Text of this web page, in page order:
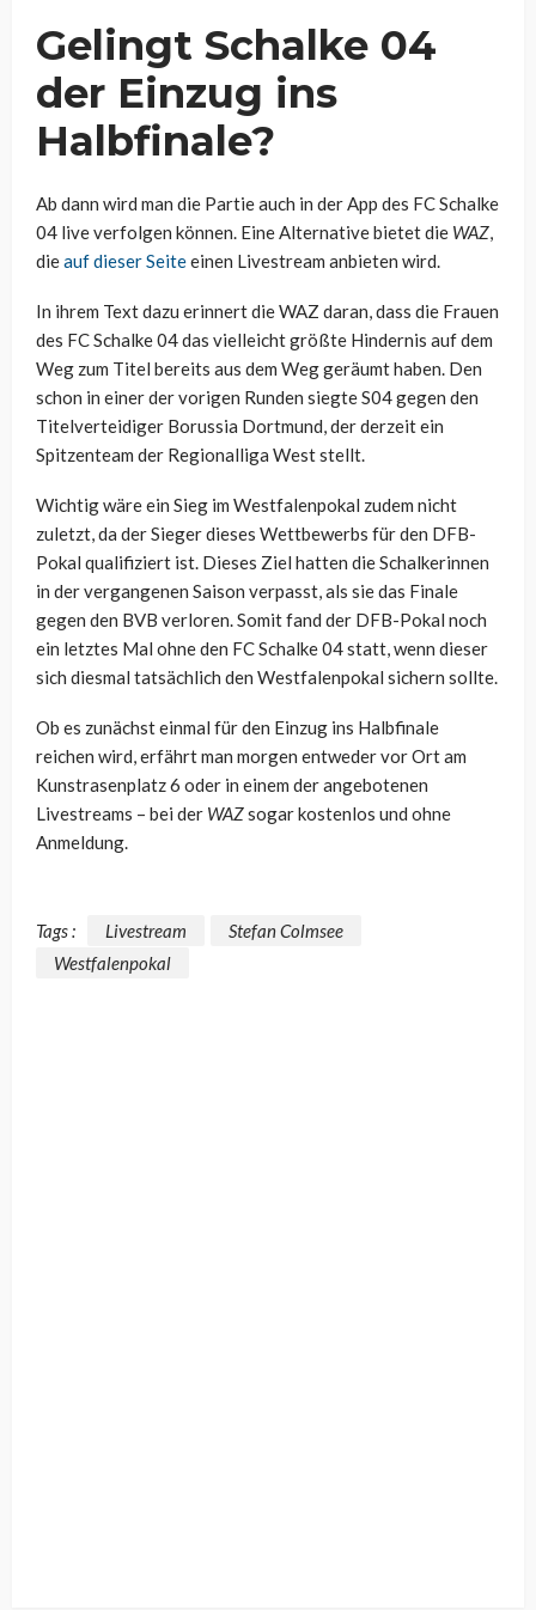
Gelingt Schalke 04
der Einzug ins
Halbfinale?
Ab dann wird man die Partie auch in der App des FC Schalke
04 live verfolgen können. Eine Alternative bietet die WAZ,
dieauf dieser Seiteeinen Livestream anbieten wird.
In ihrem Text dazu erinnert die WAZ daran, dass die Frauen
des FC Schalke 04 das vielleicht größte Hindernis auf dem
Weg zum Titel bereits aus dem Weg geräumt haben. Den
schon in einer der vorigen Runden siegte S04 gegen den
Titelverteidiger Borussia Dortmund, der derzeit ein
Spitzenteam der Regionalliga West stellt.
Wichtig wäre ein Sieg im Westfalenpokal zudem nicht
zuletzt, da der Sieger dieses Wettbewerbs für den DFB-
Pokal qualifiziert ist. Dieses Ziel hatten die Schalkerinnen
in der vergangenen Saison verpasst, als sie das Finale
gegen den BVB verloren. Somit fand der DFB-Pokal noch
ein letztes Mal ohne den FC Schalke 04 statt, wenn dieser
sich diesmal tatsächlich den Westfalenpokal sichern sollte.
Ob es zunächst einmal für den Einzug ins Halbfinale
reichen wird, erfährt man morgen entweder vor Ort am
Kunstrasenplatz 6 oder in einem der angebotenen
Livestreams – bei der WAZsogar kostenlos und ohne
Anmeldung.
Tags : Livestream
Stefan Colmsee
Westfalenpokal